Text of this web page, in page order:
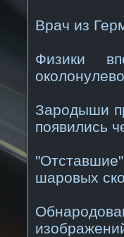
Врач из
Физики
Зародыши
появились
шаровых